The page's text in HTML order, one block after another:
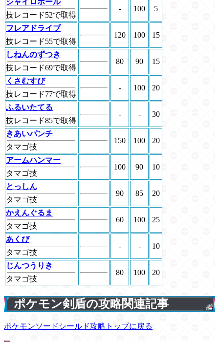
ジャイロボール
技レコード52で取得
- 100 5
フレアドライブ
技レコード55で取得
120 100 15
しねんのずつき
技レコード69で取得
80 90 15
くさむすび
技レコード77で取得
- 100 20
ふるいたてる
技レコード85で取得
- - 30
きあいパンチ
タマゴ技
150 100 20
アームハンマー
タマゴ技
100 90 10
とっしん
タマゴ技
90 85 20
かえんぐるま
タマゴ技
60 100 25
あくび
タマゴ技
- - 10
じんつうりき
タマゴ技
80 100 20
ポケモン剣盾の攻略関連記事
ポケモンソードシールド攻略トップに戻る